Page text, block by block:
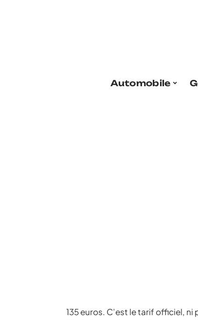
Automobile
135 euros. C’est le tarif officiel,